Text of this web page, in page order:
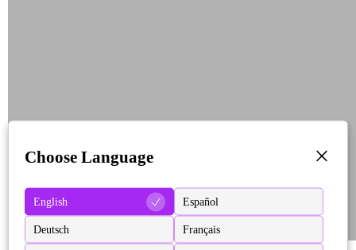
Choose Language
English Español
Deutsch Français